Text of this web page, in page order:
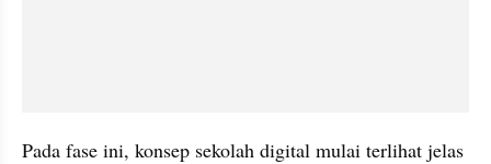
Pada fase ini, konsep sekolah digital mulai terlihat jelas